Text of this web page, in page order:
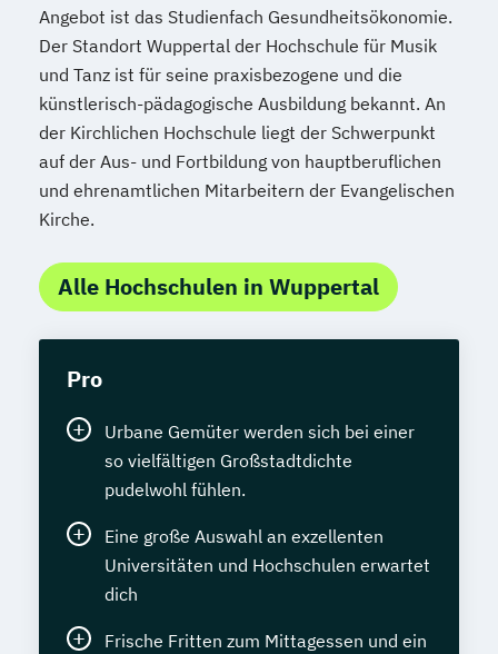
Angebot ist das Studienfach Gesundheitsökonomie.
Der Standort Wuppertal der Hochschule für Musik
und Tanz ist für seine praxisbezogene und die
künstlerisch-pädagogische Ausbildung bekannt. An
der Kirchlichen Hochschule liegt der Schwerpunkt
auf der Aus- und Fortbildung von hauptberuflichen
und ehrenamtlichen Mitarbeitern der Evangelischen
Kirche.
Alle Hochschulen in Wuppertal
Pro
Urbane Gemüter werden sich bei einer
so vielfältigen Großstadtdichte
pudelwohl fühlen.
Eine große Auswahl an exzellenten
Universitäten und Hochschulen erwartet
dich
Frische Fritten zum Mittagessen und ein